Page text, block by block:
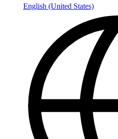
English (United States)